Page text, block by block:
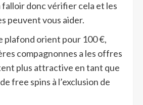
falloir donc vérifier cela et les
peuvent vous aider.
plafond orient pour 100 €,
compagnonnes a les offres
plus attractive en tant que
free spins à l’exclusion de